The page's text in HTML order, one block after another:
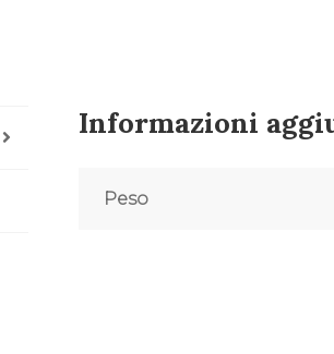
Informazioni
Peso